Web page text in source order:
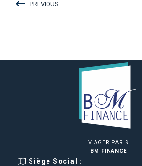
PREVIOUS
VIAGER PARIS
BM FINANCE
Siège Social :